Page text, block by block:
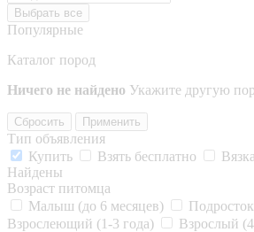
Выбрать все
Популярные
Каталог пород
Ничего не найдено Укажите другую
Сбросить Применить
Тип объявления
Купить
Взять бесплатно Вязка
Найдены
Возраст питомца
Малыш (до 6 месяцев)
Взрослеющий (1-3 года)
Взрослый